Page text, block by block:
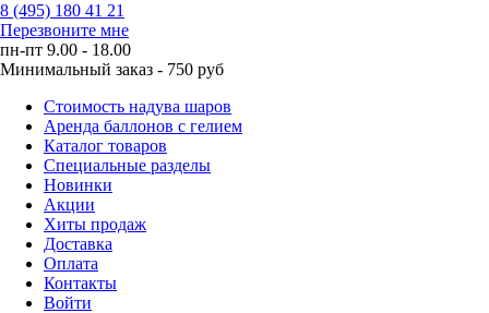
8 (495) 180 41 21
Перезвоните мне
пн-пт 9.00 - 18.00
Минимальный заказ - 750 руб
Стоимость надува шаров
Аренда баллонов с гелием
Каталог товаров
Специальные разделы
Новинки
Акции
Хиты продаж
Доставка
Оплата
Контакты
Войти